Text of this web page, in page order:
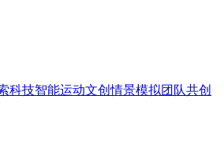
科技智能运动文创情景模拟团队共创